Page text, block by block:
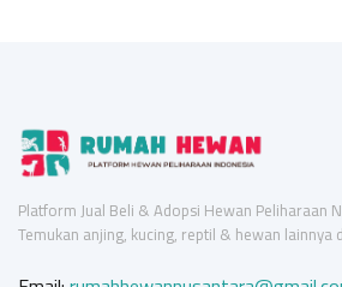
Platform Jual Beli & Adopsi Hewan Peliharaan
Temukan anjing, kucing, reptil & hewan lainnya